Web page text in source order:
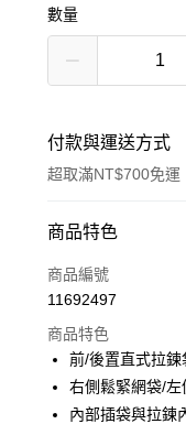
數量
付款與運送方式
超取滿NT$700免運
付款方式
信用卡一次付款
LINE Pay
Apple Pay
商品特色
商品編號
11692497
商品特色
前/後置直式拉鍊
右側鬆緊網袋/
內部插袋與拉鍊